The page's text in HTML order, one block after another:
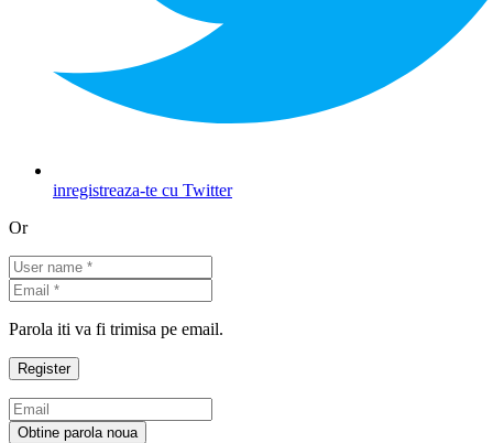
inregistreaza-te cu Twitter
Or
Parola iti va fi trimisa pe email.